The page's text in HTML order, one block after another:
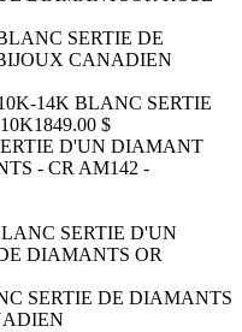
14K BLANC SERTIE
1849.00 $
SERTIE D'UN
DIAMANTS OR